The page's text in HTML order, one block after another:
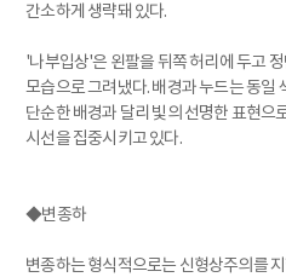
간소하게 생략돼 있다.
'나부입상'은 왼팔을 뒤쪽 허리에 두고
모습으로 그려냈다. 배경과 누드는 동일
단순한 배경과 달리 빛의 선명한 표현으
시선을 집중시키고 있다.
◆변종하
변종하는 형식적으로는 신형상주의를